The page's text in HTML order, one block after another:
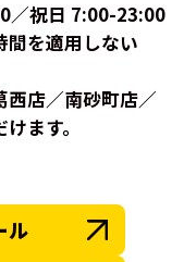
／祝日 7:00-23:00
間を適用しない
西店／南砂町店／
ます。
ル